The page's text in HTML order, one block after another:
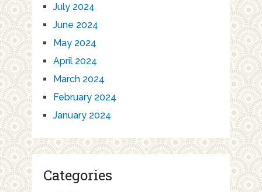
July 2024
June 2024
May 2024
April 2024
March 2024
February 2024
January 2024
Categories